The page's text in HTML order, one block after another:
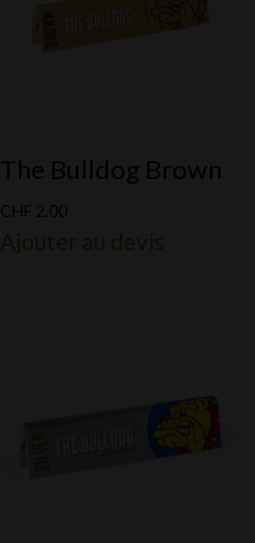
The Bulldog Brown
CHF 2.00